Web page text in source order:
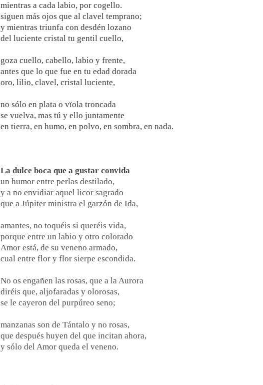
mientras a cada labio, por cogello.
siguen más ojos que al clavel temprano;
y mientras triunfa con desdén lozano
del luciente cristal tu gentil cuello,
goza cuello, cabello, labio y frente,
antes que lo que fue en tu edad dorada
oro, lilio, clavel, cristal luciente,
no sólo en plata o vïola troncada
se vuelva, mas tú y ello juntamente
en tierra, en humo, en polvo, en sombra, en nada.
La dulce boca que a gustar convida
un humor entre perlas destilado,
y a no envidiar aquel licor sagrado
que a Júpiter ministra el garzón de Ida,
amantes, no toquéis si queréis vida,
porque entre un labio y otro colorado
Amor está, de su veneno armado,
cual entre flor y flor sierpe escondida.
No os engañen las rosas, que a la Aurora
diréis que, aljofaradas y olorosas,
se le cayeron del purpúreo seno;
manzanas son de Tántalo y no rosas,
que después huyen del que incitan ahora,
y sólo del Amor queda el veneno.